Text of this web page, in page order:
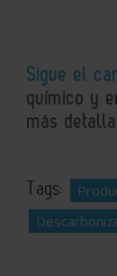
Sigue el
químico y
más
Tags: